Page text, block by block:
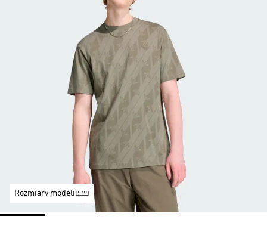
Rozmiary modeli